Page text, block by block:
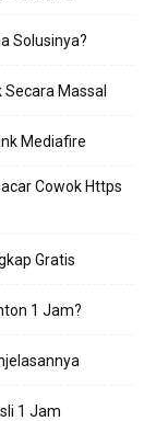
Solusinya?
Massal
Mediafire
Cowok Https
Gratis
1 Jam?
1 Jam